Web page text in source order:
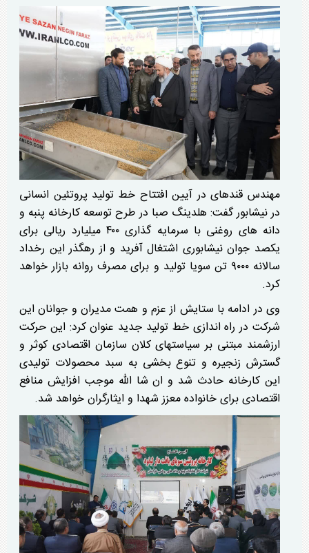
مهندس قندهای در آیین افتتاح خط تولید پروتئین انسانی
در نیشابور گفت: هلدینگ صبا در طرح توسعه کارخانه پنبه و
دانه های روغنی با سرمایه گذاری ۴۰۰ میلیارد ریالی برای
یکصد جوان نیشابوری اشتغال آفرید و از رهگذر این رخداد
سالانه ۹۰۰۰ تن سویا تولید و برای مصرف روانه بازار خواهد
کرد.
وی در ادامه با ستایش از عزم و همت مدیران و جوانان این
شرکت در راه اندازی خط تولید جدید عنوان کرد: این حرکت
ارزشمند مبتنی بر سیاستهای کلان سازمان اقتصادی کوثر و
گسترش زنجیره و تنوع بخشی به سبد محصولات تولیدی
این کارخانه حادث شد و ان شا الله موجب افزایش منافع
اقتصادی برای خانواده معزز شهدا و ایثارگران خواهد شد.